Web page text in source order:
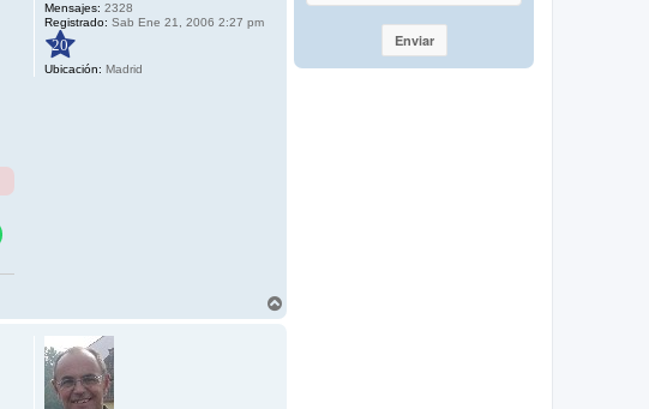
Mensajes: 2328
Registrado: Sab Ene 21, 2006 2:27 pm
20
Ubicación: Madrid